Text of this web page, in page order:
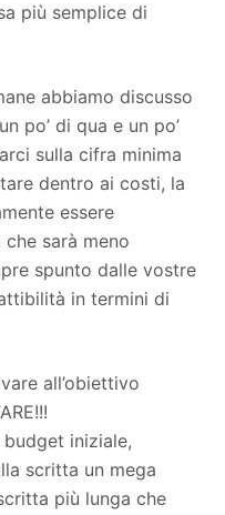
più semplice di
abbiamo discusso
po’ di qua e un po’
sulla cifra minima
dentro ai costi, la
essere
sarà meno
spunto dalle vostre
in termini di
all’obiettivo
iniziale,
scritta un mega
più lunga che